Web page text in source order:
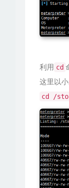
利用 cd
这里以
cd /